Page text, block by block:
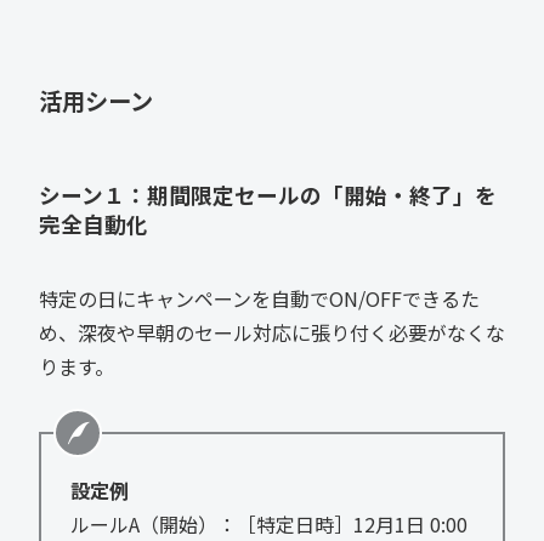
活用シーン
シーン１：期間限定セールの「開始・終了」を
完全自動化
特定の日にキャンペーンを自動でON/OFFできるた
め、深夜や早朝のセール対応に張り付く必要がなくな
ります。
設定例
ルールA（開始）：［特定日時］12月1日 0:00